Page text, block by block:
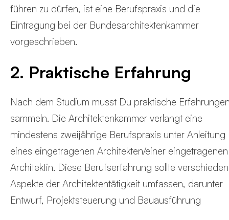
führen zu dürfen, ist eine Berufspraxis und die
Eintragung bei der Bundesarchitektenkammer
vorgeschrieben.
2. Praktische Erfahrung
Nach dem Studium musst Du praktische
sammeln. Die Architektenkammer verlangt eine
mindestens zweijährige Berufspraxis unter Anleitung
eines eingetragenen Architekten/einer eingetragenen
Architektin. Diese Berufserfahrung sollte
Aspekte der Architektentätigkeit umfassen, darunter
Entwurf, Projektsteuerung und Bauausführung